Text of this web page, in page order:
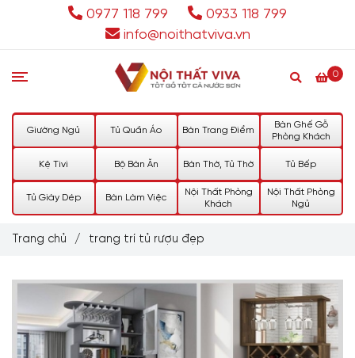
0977 118 799
0933 118 799
info@noithatviva.vn
0
Giường Ngủ Tủ Quần Áo Bàn Trang Điểm
Bàn Ghế Gỗ
Phòng Khách
Kệ Tivi Bộ Bàn Ăn Bàn Thờ, Tủ Thờ Tủ Bếp
Tủ Giày Dép Bàn Làm Việc
Nội Thất Phòng
Khách
Nội Thất Phòng
Ngủ
Trang chủ / trang trí tủ rượu đẹp